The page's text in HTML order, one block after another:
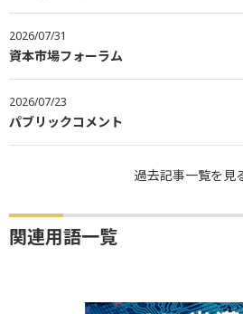
2026/07/31
資本市場フォーラム
2026/07/23
パブリックコメント
過去記事一覧を見
関連用語一覧